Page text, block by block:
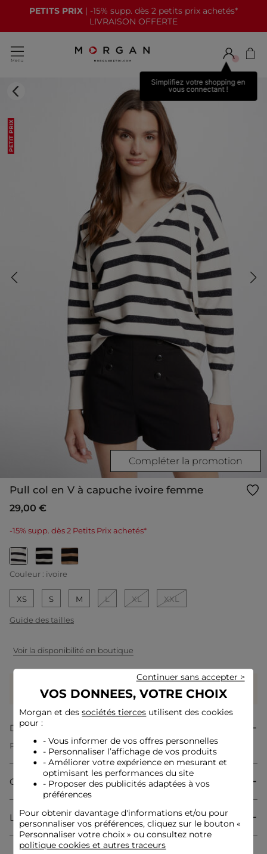
PETITS PRIX | -15% supp. dès 2 petits prix achetés*
LIVRAISON OFFERTE
Simplifiez votre shopping en
vous connectant !
PETIT PRIX
Compléter la promotion
Pull col en V à capuche ivoire femme
29,00 €
-15% supp. dès 2 Petits Prix achetés*
selected
Couleur : ivoire
XS S M L XL XXL
Guide des tailles
Voir la disponibilité en boutique
29 coeurs grâce à ce produit
Connectez-vous ou inscrivez-vous
Description
Pull col en V à capuche
Coupe droite
Col en V
Manches longues
Capuche
Rayures horizontales
Fine maille
Détails fils métallisés
Le mannequin mesure 1m75 et porte une taille S/36
Conseil taille : choisissez votre taille habituelle
Référence : 32536300970850203 241-MBALLON
Composition & Entretien
Livraison & Retour
VOS DONNEES, VOTRE CHOIX
Morgan et dessociétés tierces utilisent des cookies
pour :
- Vous informer de vos offres personnelles
- Personnaliser l’affichage de vos produits
- Améliorer votre expérience en mesurant et
optimisant les performances du site
- Proposer des publicités adaptées à vos
préférences
Pour obtenir davantage d'informations et/ou pour
personnaliser vos préférences, cliquez sur le bouton «
Personnaliser votre choix » ou consultez notre
politique cookies et autres traceurs
Continuer sans accepter >